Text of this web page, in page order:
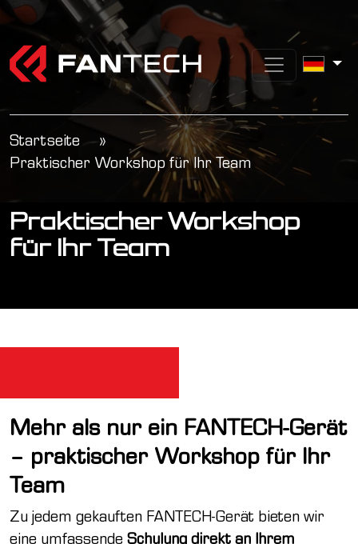
Startseite
»
Praktischer Workshop für Ihr Team
Praktischer Workshop
für Ihr Team
Mehr als nur ein FANTECH-Gerät
– praktischer Workshop für Ihr
Team
Zu jedem gekauften FANTECH-Gerät bieten wir
eine umfassende Schulung direkt an Ihrem